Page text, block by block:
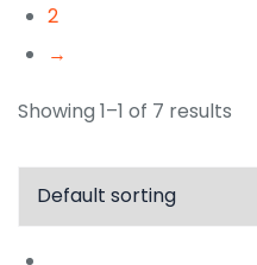
2
→
Showing 1–1 of 7 results